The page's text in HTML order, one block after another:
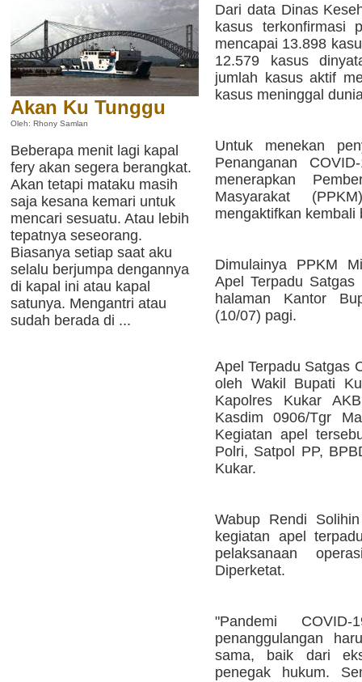
Akan Ku Tunggu
Oleh: Rhony Samlan
Beberapa menit lagi kapal
fery akan segera berangkat.
Akan tetapi mataku masih
saja kesana kemari untuk
mencari sesuatu. Atau lebih
tepatnya seseorang.
Biasanya setiap saat aku
selalu berjumpa dengannya
di kapal ini atau kapal
satunya. Mengantri atau
sudah berada di ...
Dari data Dinas
kasus terkonfirmasi
mencapai 13.898
12.579 kasus
jumlah kasus aktif
kasus meninggal
Untuk menekan
Penanganan
menerapkan
Masyarakat
mengaktifkan kembali
Dimulainya PPKM
Apel Terpadu
halaman Kantor
(10/07) pagi.
Apel Terpadu Satgas
oleh Wakil Bupati
Kapolres Kukar
Kasdim 0906/Tgr
Kegiatan apel
Polri, Satpol PP,
Kukar.
Wabup Rendi
kegiatan apel
pelaksanaan
Diperketat.
"Pandemi
penanggulangan
sama, baik dari
penegak hukum.